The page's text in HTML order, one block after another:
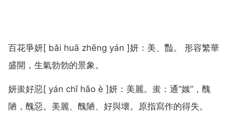
百花爭妍[ bǎi huā zhēng yán ]妍：美、豔。 形容繁華
盛開，生氣勃勃的景象。
妍蚩好惡[ yán chī hǎo è ]妍：美麗。蚩：通“媸”，醜
陋，醜惡。美麗、醜陋、好與壞。原指寫作的得失。